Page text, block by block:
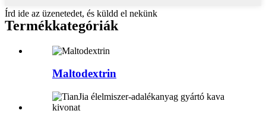
Írd ide az üzenetedet, és küldd el nekünk
Termékkategóriák
Maltodextrin